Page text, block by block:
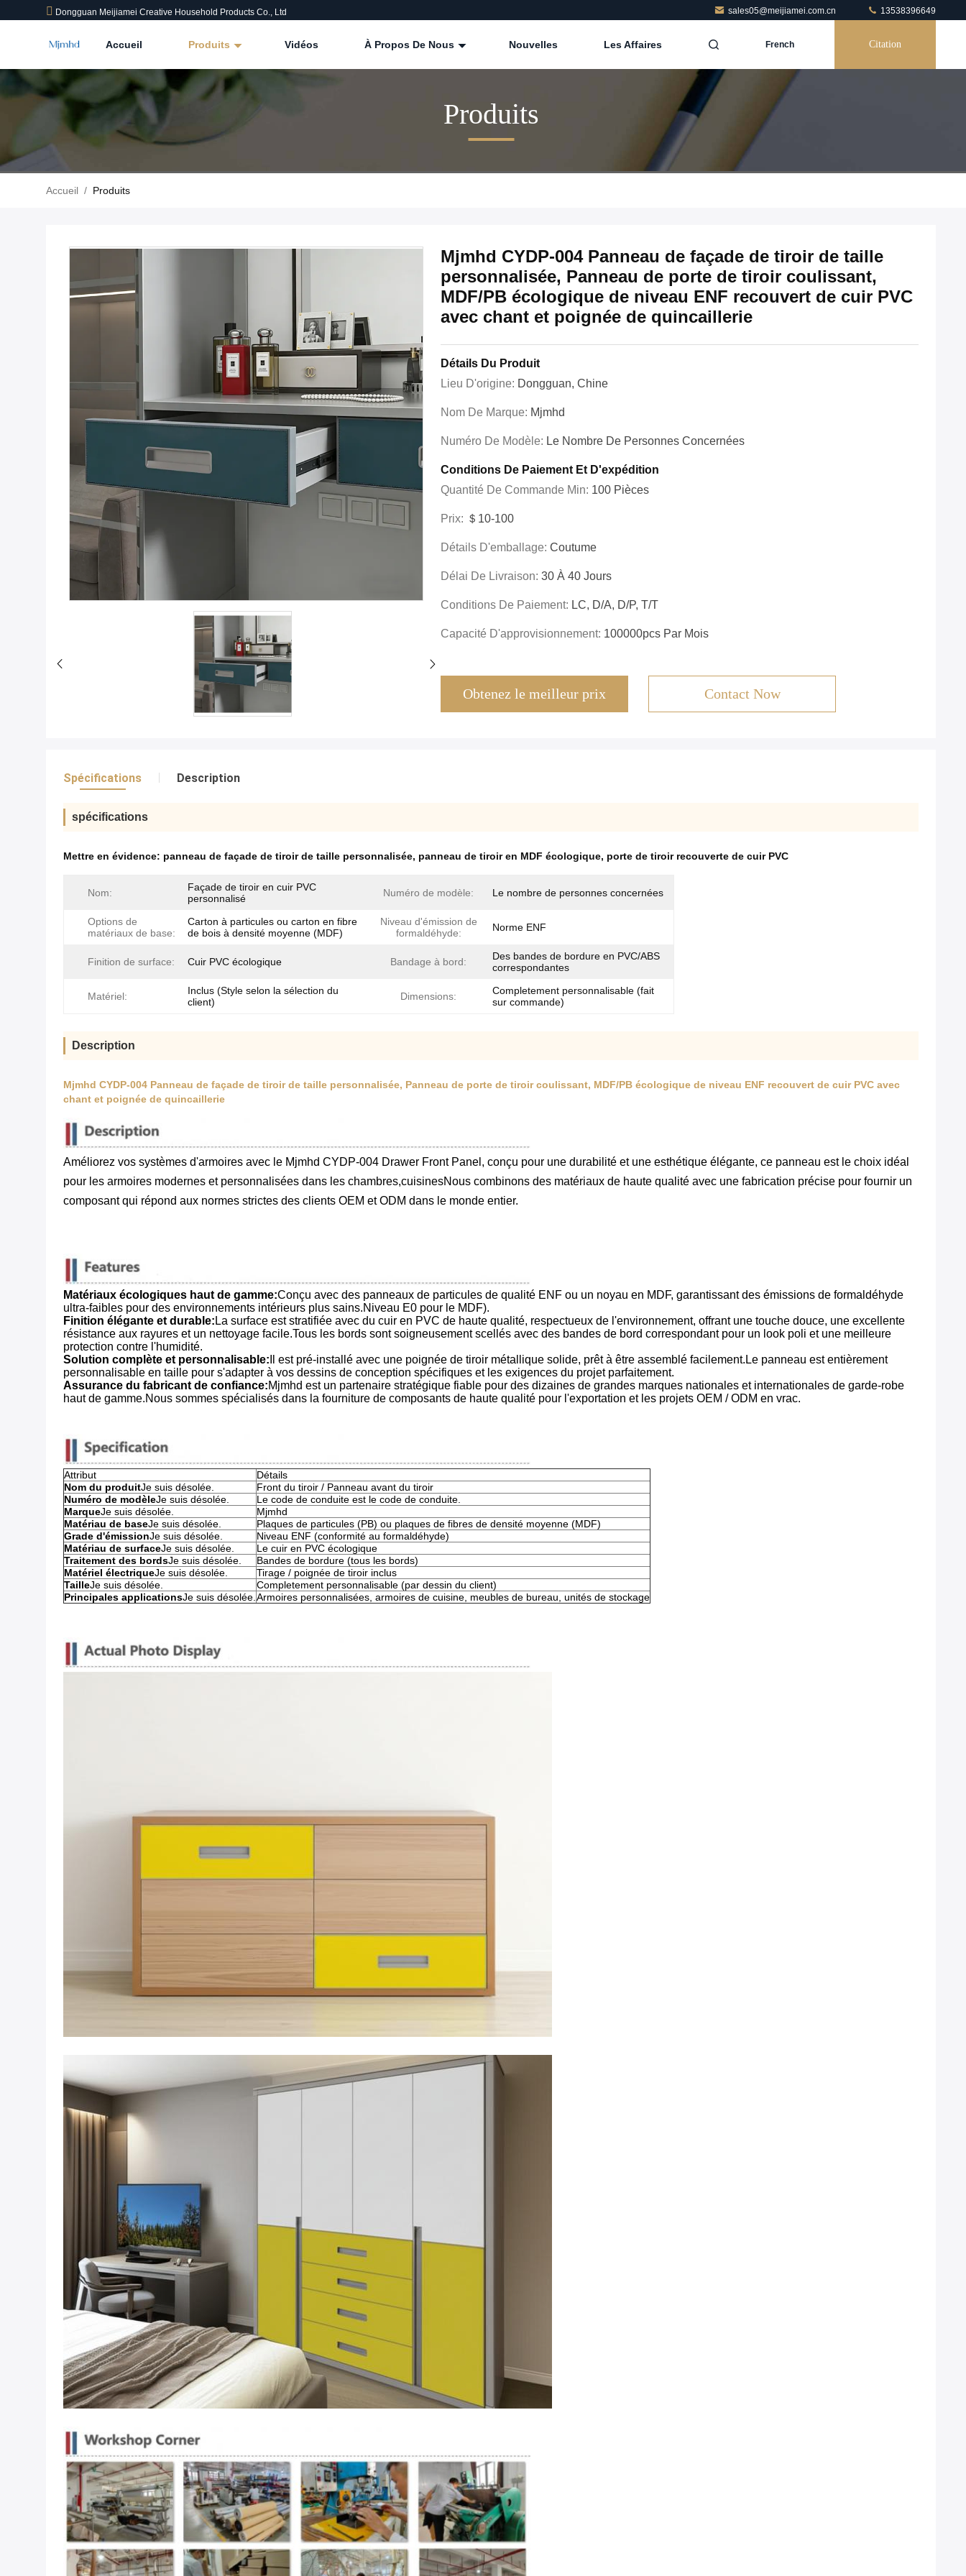
Dongguan Meijiamei Creative Household Products Co., Ltd sales05@meijiamei.com.cn 13538396649
Accueil Produits Vidéos À Propos De Nous Nouvelles Les Affaires French Citation
Produits
Accueil / Produits
Mjmhd CYDP-004 Panneau de façade de tiroir de taille
personnalisée, Panneau de porte de tiroir coulissant,
MDF/PB écologique de niveau ENF recouvert de cuir PVC
avec chant et poignée de quincaillerie
Détails Du Produit
Lieu D'origine: Dongguan, Chine
Nom De Marque: Mjmhd
Numéro De Modèle: Le Nombre De Personnes Concernées
Conditions De Paiement Et D'expédition
Quantité De Commande Min: 100 Pièces
Prix: ＄10-100
Détails D'emballage: Coutume
Délai De Livraison: 30 À 40 Jours
Conditions De Paiement: LC, D/A, D/P, T/T
Capacité D'approvisionnement: 100000pcs Par Mois
Obtenez le meilleur prix Contact Now
Spécifications Description
spécifications
Mettre en évidence: panneau de façade de tiroir de taille personnalisée, panneau de tiroir en MDF écologique, porte de tiroir recouverte de cuir PVC
Nom:
Façade de tiroir en cuir PVC
personnalisé
Numéro de modèle: Le nombre de personnes concernées
Options de
matériaux de base:
Carton à particules ou carton en fibre
de bois à densité moyenne (MDF)
Niveau d'émission de
formaldéhyde:
Norme ENF
Finition de surface: Cuir PVC écologique Bandage à bord:
Des bandes de bordure en PVC/ABS
correspondantes
Matériel:
Inclus (Style selon la sélection du
client)
Dimensions:
Completement personnalisable (fait
sur commande)
Description
Mjmhd CYDP-004 Panneau de façade de tiroir de taille personnalisée, Panneau de porte de tiroir coulissant, MDF/PB écologique de niveau ENF recouvert de cuir PVC avec
chant et poignée de quincaillerie
Améliorez vos systèmes d'armoires avec le Mjmhd CYDP-004 Drawer Front Panel, conçu pour une durabilité et une esthétique élégante, ce panneau est le choix idéal
pour les armoires modernes et personnalisées dans les chambres,cuisinesNous combinons des matériaux de haute qualité avec une fabrication précise pour fournir un
composant qui répond aux normes strictes des clients OEM et ODM dans le monde entier.
Matériaux écologiques haut de gamme:Conçu avec des panneaux de particules de qualité ENF ou un noyau en MDF, garantissant des émissions de formaldéhyde
ultra-faibles pour des environnements intérieurs plus sains.Niveau E0 pour le MDF).
Finition élégante et durable: La surface est stratifiée avec du cuir en PVC de haute qualité, respectueux de l'environnement, offrant une touche douce, une excellente
résistance aux rayures et un nettoyage facile.Tous les bords sont soigneusement scellés avec des bandes de bord correspondant pour un look poli et une meilleure
protection contre l'humidité.
Solution complète et personnalisable: Il est pré-installé avec une poignée de tiroir métallique solide, prêt à être assemblé facilement.Le panneau est entièrement
personnalisable en taille pour s'adapter à vos dessins de conception spécifiques et les exigences du projet parfaitement.
Assurance du fabricant de confiance:Mjmhd est un partenaire stratégique fiable pour des dizaines de grandes marques nationales et internationales de garde-robe
haut de gamme.Nous sommes spécialisés dans la fourniture de composants de haute qualité pour l'exportation et les projets OEM / ODM en vrac.
Attribut
Détails
Nom du produitJe suis désolée.
Front du tiroir / Panneau avant du tiroir
Numéro de modèleJe suis désolée.
Le code de conduite est le code de conduite.
MarqueJe suis désolée.
Mjmhd
Matériau de baseJe suis désolée.
Plaques de particules (PB) ou plaques de fibres de densité moyenne (MDF)
Grade d'émissionJe suis désolée.
Niveau ENF (conformité au formaldéhyde)
Matériau de surfaceJe suis désolée.
Le cuir en PVC écologique
Traitement des bordsJe suis désolée.
Bandes de bordure (tous les bords)
Matériel électriqueJe suis désolée.
Tirage / poignée de tiroir inclus
TailleJe suis désolée.
Completement personnalisable (par dessin du client)
Principales applicationsJe suis désolée.Armoires personnalisées, armoires de cuisine, meubles de bureau, unités de stockage